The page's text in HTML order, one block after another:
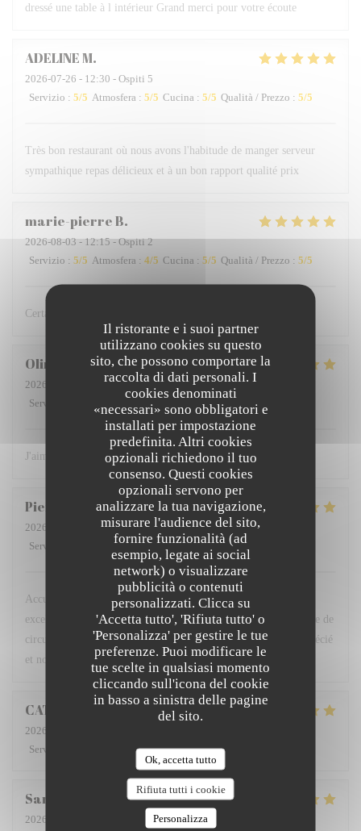
Il ristorante e i suoi partner
utilizzano cookies su questo
sito, che possono comportare la
raccolta di dati personali. I
cookies denominati
«necessari» sono obbligatori e
installati per impostazione
predefinita. Altri cookies
opzionali richiedono il tuo
consenso. Questi cookies
opzionali servono per
analizzare la tua navigazione,
misurare l'audience del sito,
fornire funzionalità (ad
esempio, legate ai social
network) o visualizzare
pubblicità o contenuti
personalizzati. Clicca su
'Accetta tutto', 'Rifiuta tutto' o
'Personalizza' per gestire le tue
preferenze. Puoi modificare le
tue scelte in qualsiasi momento
cliccando sull'icona del cookie
in basso a sinistra delle pagine
del sito.
Ok, accetta tutto
Rifiuta tutti i cookie
Personalizza
dressé une table à l intérieur Grand merci pour votre écoute
ADELINEM
2026-07-26 - 12:30 - Ospiti 5
Servizio : 5/5 Atmosfera : 5/5 Cucina : 5/5 Qualità / Prezzo : 5/5
Très bon restaurant où nous avons l'habitude de manger serveur
sympathique repas délicieux et à un bon rapport qualité prix
marie-pierreB
2026-08-03- 12:15 - Ospiti 2
Servizio : 5/5 Atmosfera : 4/5 Cucina : 5/5 Qualità / Prezzo : 5/5
Certainement le meilleur restaurant dunkerquois !
Olimpia
2026-08-04
- 19:00 - Ospiti 3
Servizio
/5 5 /5 Qualità / Prezzo
J'aime beaucoup ce restaurant! Je recommande!
Pierre
2026-08-01
- 19:15 - Ospiti 2
Servizio
Atmosfera: 5/5 Cucina: 5/5 Qualità / Prezzo
Accueil très professionnel et très gentil des serveurs, plats
excellents, belle présentation … la terrasse calme, loin de la voie de
circulation et du bruit des moteurs est un plus. Nous avons apprécié
et nous en parlerons aux amis.
CATHERINED
2026-08-01
Servizio
Atmosfera: 5/5 Cucina: 5/5 Qualità / Prezzo
San
2026-08-01